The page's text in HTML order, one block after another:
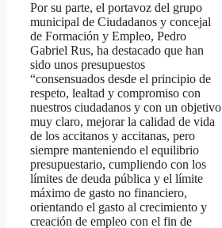
Por su parte, el portavoz del grupo
municipal de Ciudadanos y concejal
de Formación y Empleo, Pedro
Gabriel Rus, ha destacado que han
sido unos presupuestos
“consensuados desde el principio de
respeto, lealtad y compromiso con
nuestros ciudadanos y con un objetivo
muy claro, mejorar la calidad de vida
de los accitanos y accitanas, pero
siempre manteniendo el equilibrio
presupuestario, cumpliendo con los
límites de deuda pública y el límite
máximo de gasto no financiero,
orientando el gasto al crecimiento y
creación de empleo con el fin de